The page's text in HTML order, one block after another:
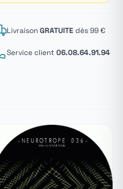
LivraisonGRATUITEdès 99 €
Service client 06.08.64.91.94